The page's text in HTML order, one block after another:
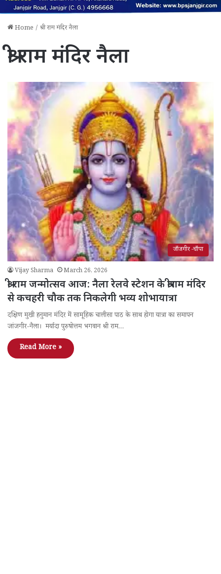
Home / श्री राम मंदिर नैला
श्री राम मंदिर नैला
जाँजगीर -चाँपा
Vijay Sharma March 26, 2026
श्री राम जन्मोत्सव आज: नैला रेलवे स्टेशन के श्रीराम मंदिर
से कचहरी चौक तक निकलेगी भव्य शोभायात्रा
दक्षिण मुखी हनुमान मंदिर में सामूहिक चालीसा पाठ के साथ होगा यात्रा का समापन
जांजगीर-नैला। मर्यादा पुरुषोत्तम भगवान श्री राम…
Read More »